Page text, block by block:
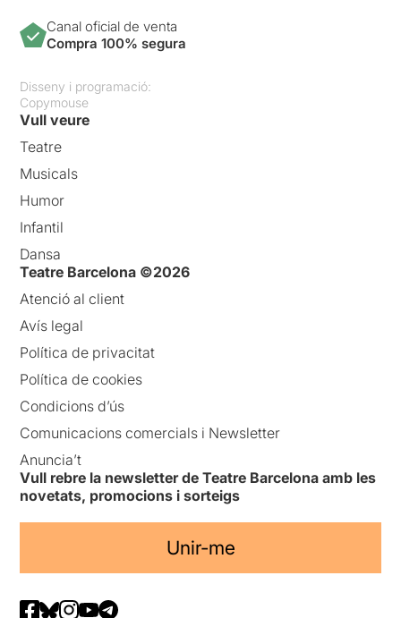
Canal oficial de venta
Compra 100% segura
Disseny i programació:
Copymouse
Vull veure
Teatre
Musicals
Humor
Infantil
Dansa
Teatre Barcelona ©2026
Atenció al client
Avís legal
Política de privacitat
Política de cookies
Condicions d’ús
Comunicacions comercials i Newsletter
Anuncia’t
Vull rebre la newsletter de Teatre Barcelona amb les
novetats, promocions i sorteigs
Unir-me